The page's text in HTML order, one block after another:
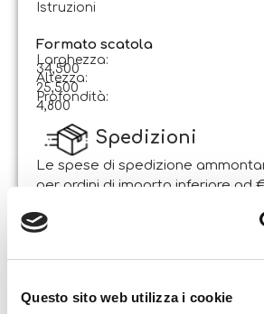
Questo sito web utilizza i cookie
Istruzioni
Formato scatola
Larghezza:
34,500
Altezza:
25,500
Profondità:
4,800
Spedizioni
Le spese di spedizione
per ordini di importo inferiore ad €
superiore.
Il pacco sarà spedito entro 1-2
domenica non si effettuano